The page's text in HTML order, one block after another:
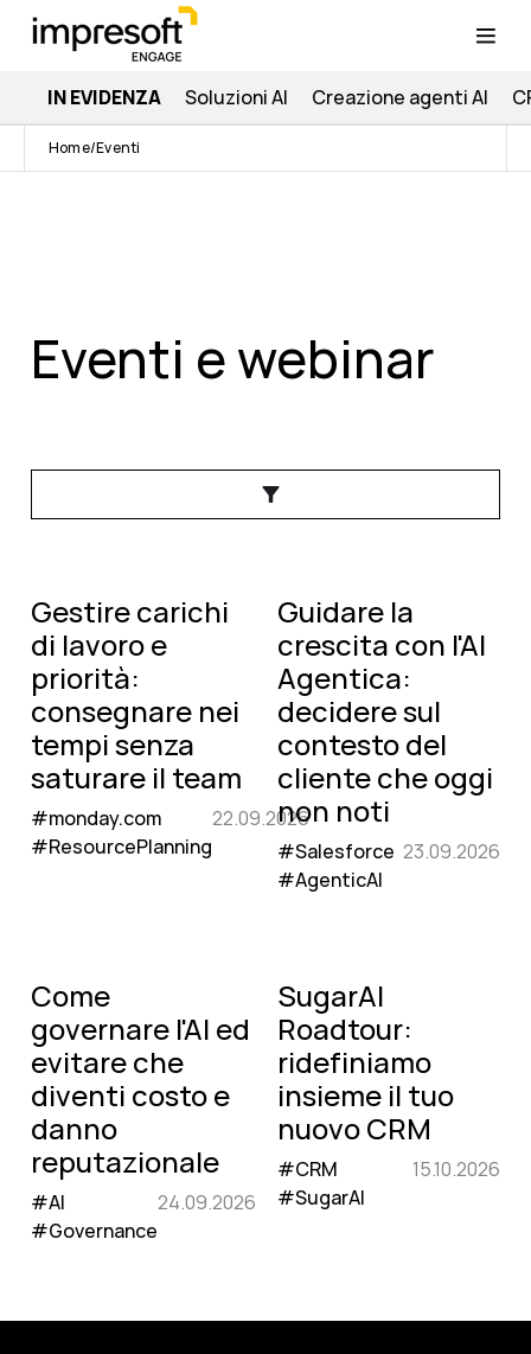
IN EVIDENZA Soluzioni AI Creazione agenti AI
Home Eventi
Eventi e webinar
Online
Gestire carichi
di lavoro e
priorità:
consegnare nei
tempi senza
saturare il team
#monday.com
#ResourcePlanning
22.09.2026
Online
Guidare la
crescita con l'AI
Agentica:
decidere sul
contesto del
cliente che oggi
non noti
#Salesforce
#AgenticAI
23.09.2026
Come
governare l'AI ed
evitare che
diventi costo e
danno
reputazionale
#AI
#Governance
24.09.2026
SugarAI
Roadtour:
ridefiniamo
insieme il tuo
nuovo CRM
#CRM
#SugarAI
15.10.2026